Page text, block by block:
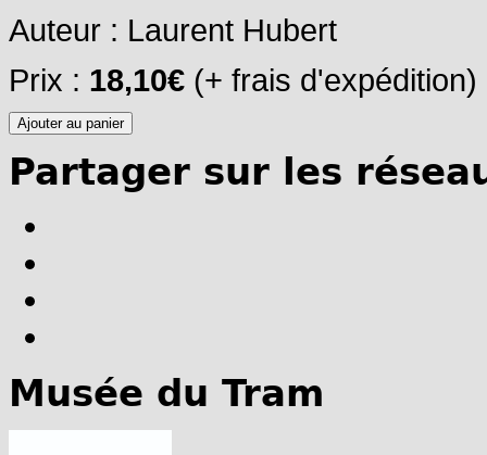
Auteur : Laurent Hubert
Prix : 18,10€ (+ frais d'expédition)
Partager sur les
Musée du Tram